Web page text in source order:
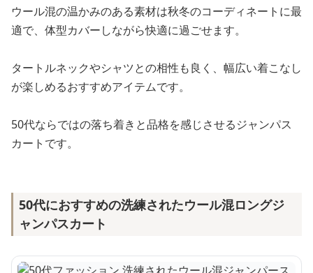
ウール混の温かみのある素材は秋冬のコーディネートに最
適で、体型カバーしながら快適に過ごせます。
タートルネックやシャツとの相性も良く、幅広い着こなし
が楽しめるおすすめアイテムです。
50代ならではの落ち着きと品格を感じさせるジャンパス
カートです。
50代におすすめの洗練されたウール混ロングジ
ャンパスカート